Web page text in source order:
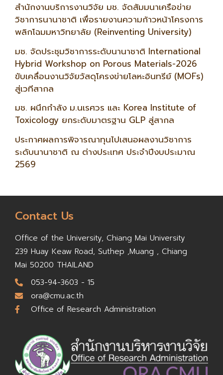
สำนักงานบริการงานวิจัย มช. จัดสัมมนาเครือข่าย
วิชาการนานาชาติ เพื่อรายงานความก้าวหน้าโครงการ
พลิกโฉมมหาวิทยาลัย (Reinventing University)
มช. จัดประชุมวิชาการระดับนานาชาติ International
Hybrid Workshop on Porous Materials-2026
ขับเคลื่อนงานวิจัยวัสดุโครงข่ายโลหะอินทรีย์ (MOFs)
สู่เวทีสากล
มช. ผนึกกำลัง ม.นเรศวร และ Korea Institute of
Toxicology ยกระดับมาตรฐาน GLP สู่สากล
ประกาศผลการพิจารณาทุนไปเสนอผลงานวิชาการ
ระดับนานาชาติ ณ ต่างประเทศ ประจำปีงบประมาณ
2569
Contact Us
Office of the University, Chiang Mai University
239 Huay Keaw Road, Suthep ,Muang , Chiang
Mai 50200 THAILAND
053-94-3603 - 15
ora@cmu.ac.th
Office of Research Administration